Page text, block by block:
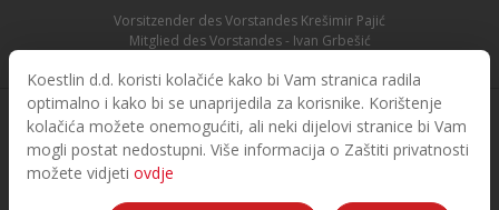
Koestlin d.d. koristi kolačiće kako bi Vam stranica radila
optimalno i kako bi se unaprijedila za korisnike. Korištenje
kolačića možete onemogućiti, ali neki dijelovi stranice bi Vam
mogli postat nedostupni. Više informacija o Zaštiti privatnosti
možete vidjeti ovdje
Vorsitzender des Vorstandes Krešimir Pajić
Mitglied des Vorstandes - Ivan Grbešić
© 2026. Koestlin. Alle Rechte vorbehalten.
Designed and developed by